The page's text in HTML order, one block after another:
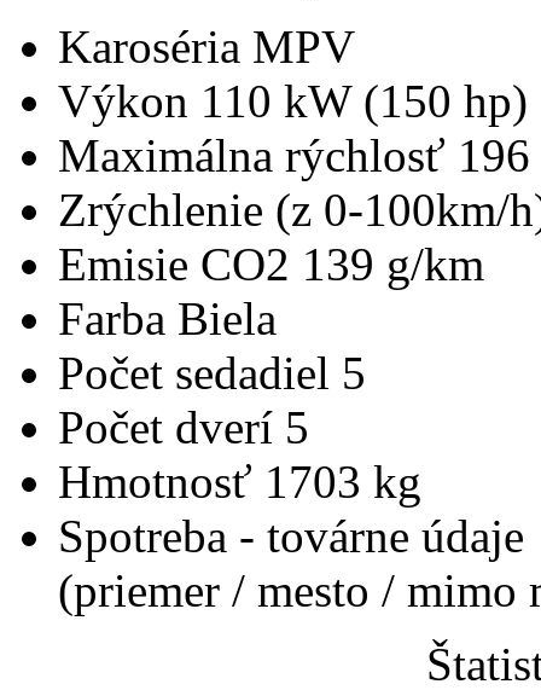
Karoséria MPV
Výkon 110 kW (150 hp)
Maximálna rýchlosť
Zrýchlenie (z 0-100km/
Emisie CO2 139 g/km
Farba Biela
Počet sedadiel 5
Počet dverí 5
Hmotnosť 1703 kg
Spotreba - továrne údaje
(priemer / mesto / mimo